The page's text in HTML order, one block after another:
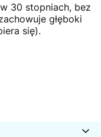
30 stopniach, bez
głęboki
się).